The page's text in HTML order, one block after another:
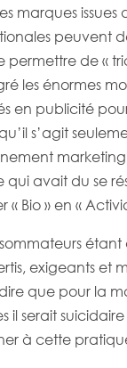
marques issues
peuvent
permettre de «
les énormes
en publicité
s’agit
qui avait du se
« Bio » en «
étant
exigeants et
que pour la
il serait
à cette